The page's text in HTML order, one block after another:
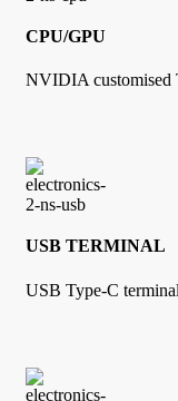
CPU/GPU
NVIDIA customised
USB TERMINAL
USB Type-C